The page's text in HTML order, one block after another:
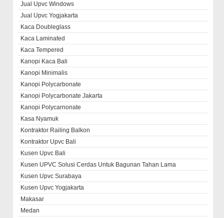
Jual Upvc Windows
Jual Upvc Yogjakarta
Kaca Doubleglass
Kaca Laminated
Kaca Tempered
Kanopi Kaca Bali
Kanopi Minimalis
Kanopi Polycarbonate
Kanopi Polycarbonate Jakarta
Kanopi Polycarnonate
Kasa Nyamuk
Kontraktor Railing Balkon
Kontraktor Upvc Bali
Kusen Upvc Bali
Kusen UPVC Solusi Cerdas Untuk Bagunan Tahan Lama
Kusen Upvc Surabaya
Kusen Upvc Yogjakarta
Makasar
Medan